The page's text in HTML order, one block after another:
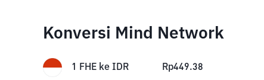
Konversi Mind Network
1 FHE ke IDR Rp449.38